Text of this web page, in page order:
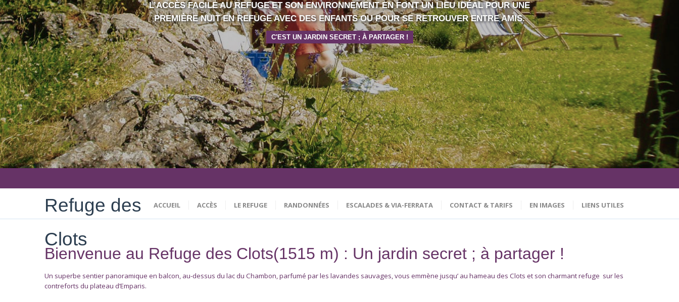
L’ACCÈS FACILE AU REFUGE ET SON ENVIRONNEMENT EN FONT UN LIEU IDÉAL POUR UNE
PREMIÈRE NUIT EN REFUGE AVEC DES ENFANTS OU POUR SE RETROUVER ENTRE AMIS.
C'EST UN JARDIN SECRET ; À PARTAGER !
Refuge des
Clots
ACCUEIL ACCÈS LE REFUGE RANDONNÉES ESCALADES & VIA-FERRATA CONTACT & TARIFS EN IMAGES LIENS UTILES
Bienvenue au Refuge des Clots(1515 m) : Un jardin secret ; à partager !
Un superbe sentier panoramique en balcon, au-dessus du lac du Chambon, parfumé par les lavandes sauvages, vous emmène jusqu’ au hameau des Clots et son charmant refuge sur les
contreforts du plateau d’Emparis.